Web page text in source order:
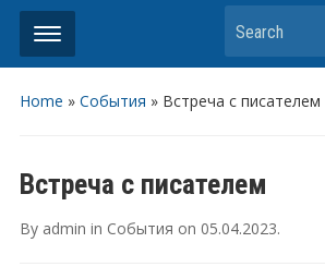
Search
Home » События » Встреча с писателем
Встреча с писателем
By admin in События on 05.04.2023.